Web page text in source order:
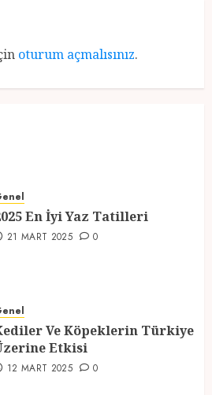
oturum açmalısınız.
En İyi Yaz Tatilleri
21 MART 2025 0
Ve Köpeklerin Türkiye
Etkisi
12 MART 2025 0